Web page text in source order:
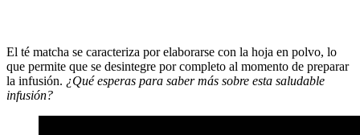
El té matcha se caracteriza por elaborarse con la hoja en polvo, lo
que permite que se desintegre por completo al momento de preparar
la infusión. ¿Qué esperas para saber más sobre esta saludable
infusión?